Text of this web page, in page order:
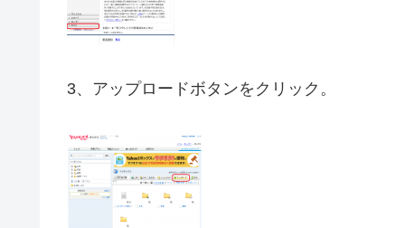
3、アップロードボタンをクリック。